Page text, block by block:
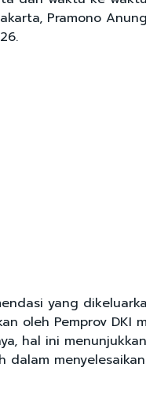
Pramono
yang
oleh Pemprov DKI
hal ini
dalam menyelesaikan